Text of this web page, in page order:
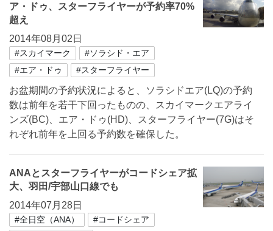
ア・ドゥ、スターフライヤーが予約率70%
超え
2014年08月02日
#スカイマーク
#ソラシド・エア
#エア・ドゥ
#スターフライヤー
お盆期間の予約状況によると、ソラシドエア(LQ)の予約
数は前年を若干下回ったものの、スカイマークエアライ
ンズ(BC)、エア・ドゥ(HD)、スターフライヤー(7G)はそ
れぞれ前年を上回る予約数を確保した。
ANAとスターフライヤーがコードシェア拡
大、羽田/宇部山口線でも
2014年07月28日
#全日空（ANA）
#コードシェア